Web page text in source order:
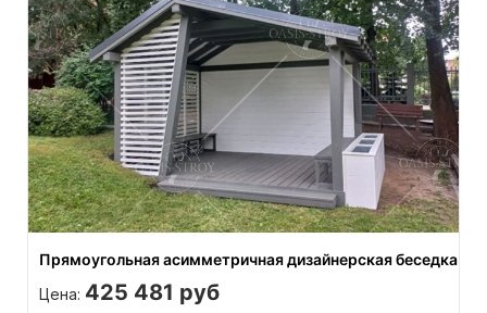
Прямоугольная асимметричная дизайнерская беседка
Цена: 425 481 руб